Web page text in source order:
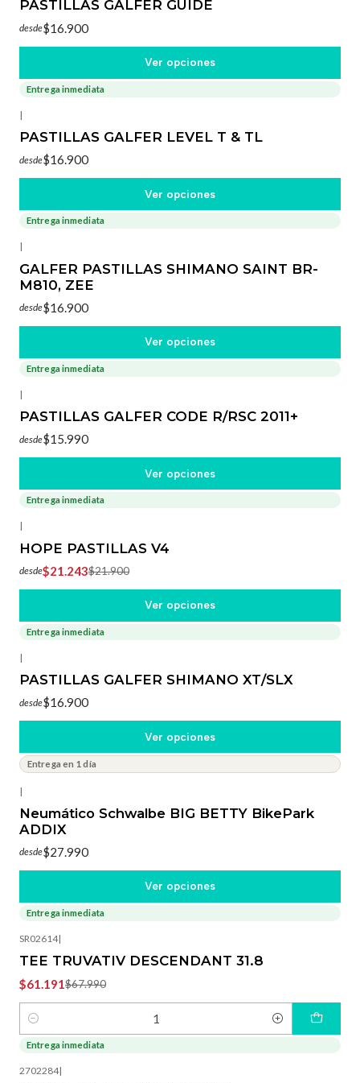
PASTILLAS GALFER GUIDE
desde$16.900
Ver opciones
Entrega inmediata
|
PASTILLAS GALFER LEVEL T & TL
desde$16.900
Ver opciones
Entrega inmediata
|
GALFER PASTILLAS SHIMANO SAINT BR-
M810, ZEE
desde$16.900
Ver opciones
Entrega inmediata
|
PASTILLAS GALFER CODE R/RSC 2011+
desde$15.990
Ver opciones
Entrega inmediata
|
HOPE PASTILLAS V4
desde$21.243$21.900
Ver opciones
Entrega inmediata
|
PASTILLAS GALFER SHIMANO XT/SLX
desde$16.900
Ver opciones
Entrega en 1 día
|
Neumático Schwalbe BIG BETTY BikePark
ADDIX
desde$27.990
Ver opciones
-10%
Entrega inmediata
SR02614|
TEE TRUVATIV DESCENDANT 31.8
$61.191$67.990
Cantidad
-8%OFF
Entrega inmediata
2702284|